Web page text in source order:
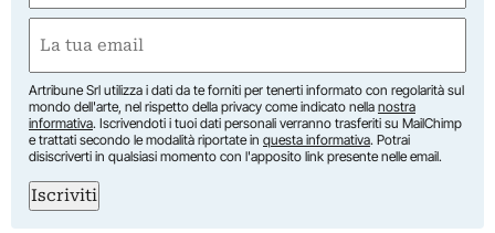
Nome
(Obbligatorio)
Artribune Srl utilizza i dati da te forniti per tenerti informato con regolarità sul
mondo dell'arte, nel rispetto della privacy come indicato nella nostra
informativa. Iscrivendoti i tuoi dati personali verranno trasferiti su MailChimp
e trattati secondo le modalità riportate in questa informativa. Potrai
disiscriverti in qualsiasi momento con l'apposito link presente nelle email.
Iscriviti